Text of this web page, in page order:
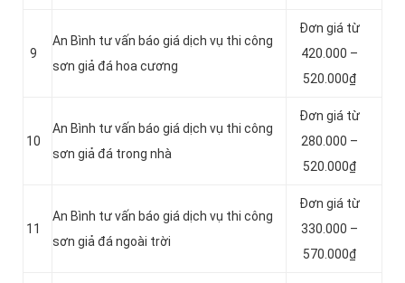
9
An Bình tư vấn báo giá dịch vụ thi công
sơn giả đá hoa cương
Đơn giá từ
420.000 –
520.000₫
10
An Bình tư vấn báo giá dịch vụ thi công
sơn giả đá trong nhà
Đơn giá từ
280.000 –
520.000₫
11
An Bình tư vấn báo giá dịch vụ thi công
sơn giả đá ngoài trời
Đơn giá từ
330.000 –
570.000₫